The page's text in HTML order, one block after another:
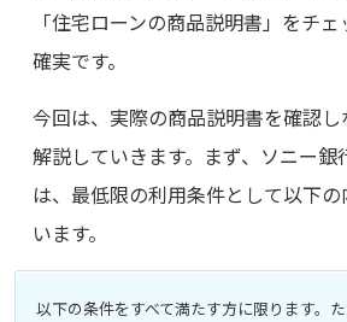
「住宅ローンの商品説明書」をチ
確実です。
今回は、実際の商品説明書を確認
解説していきます。まず、ソニー銀
は、最低限の利用条件として以下
います。
以下の条件をすべて満たす方に限ります。